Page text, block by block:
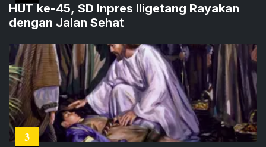
HUT ke-45, SD Inpres Iligetang Rayakan
dengan Jalan Sehat
3